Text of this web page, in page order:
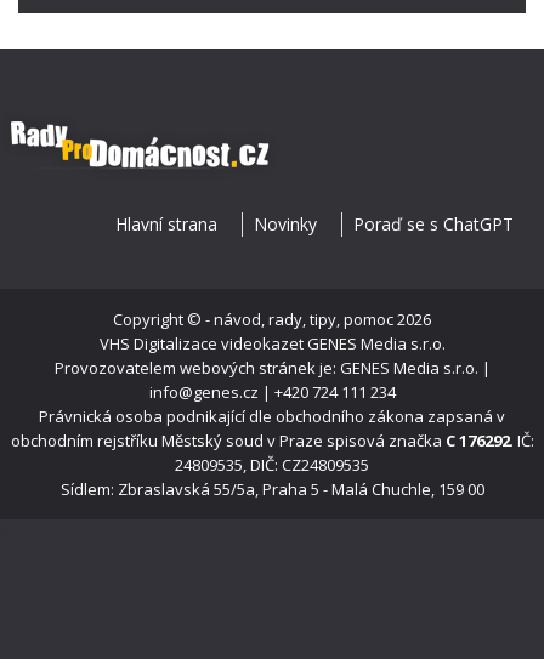
Hlavní strana Novinky Poraď se s ChatGPT
Copyright © - návod, rady, tipy, pomoc2026
VHS Digitalizace videokazetGENES Media s.r.o.
Provozovatelem webových stránek je: GENES Media s.r.o. |
info@genes.cz | +420 724 111 234
Právnická osoba podnikající dle obchodního zákona zapsaná v
obchodním rejstříku Městský soud v Praze spisová značka C 176292. IČ:
24809535, DIČ: CZ24809535
Sídlem: Zbraslavská 55/5a, Praha 5 - Malá Chuchle, 159 00